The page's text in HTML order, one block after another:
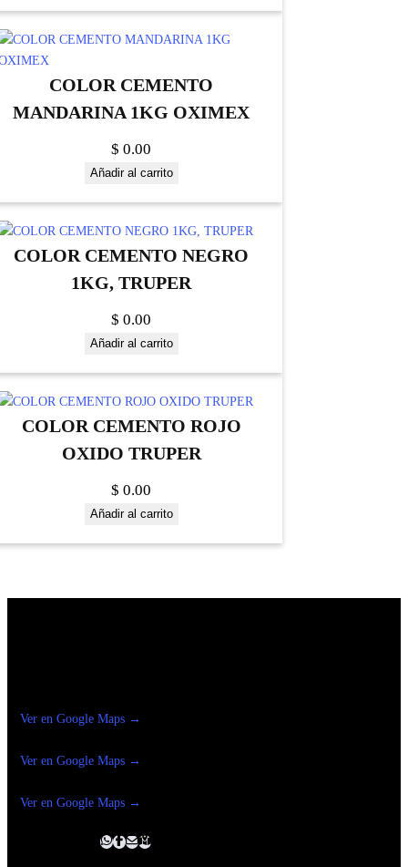
COLOR CEMENTO
MANDARINA 1KG OXIMEX
$ 0.00
Añadir al carrito
COLOR CEMENTO NEGRO
1KG, TRUPER
$ 0.00
Añadir al carrito
COLOR CEMENTO ROJO
OXIDO TRUPER
$ 0.00
Añadir al carrito
Ver en Google Maps →
Ver en Google Maps →
Ver en Google Maps →